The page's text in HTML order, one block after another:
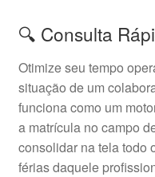
🔍 Consulta
Otimize seu tempo
situação de um
funciona como um
a matrícula no campo
consolidar na tela todo
férias daquele